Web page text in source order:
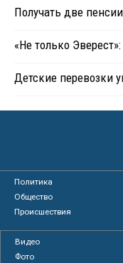
Получать две
«Не только
Детские перевозки
Политика
Общество
Происшествия
Видео
Фото